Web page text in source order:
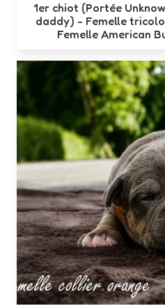
1er chiot (Portée
daddy) - Femelle
Femelle American